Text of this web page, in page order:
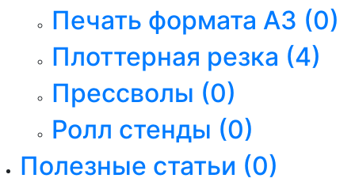
Печать формата А3 (0)
Плоттерная резка (4)
Прессволы (0)
Ролл стенды (0)
Полезные статьи (0)